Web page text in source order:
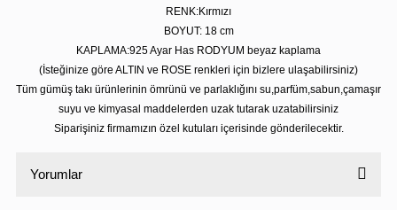
RENK:Kırmızı
BOYUT: 18 cm
KAPLAMA:925 Ayar Has RODYUM beyaz kaplama
(İsteğinize göre ALTIN ve ROSE renkleri için bizlere ulaşabilirsiniz)
Tüm gümüş takı ürünlerinin ömrünü ve parlaklığını su,parfüm,sabun,çamaşır
suyu ve kimyasal maddelerden uzak tutarak uzatabilirsiniz
Siparişiniz firmamızın özel kutuları içerisinde gönderilecektir.
Yorumlar